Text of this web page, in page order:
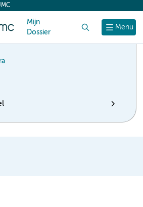
Menu
Mijn
Dossier